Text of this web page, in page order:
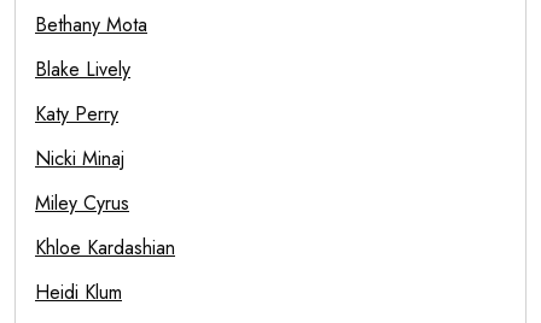
Bethany Mota
Blake Lively
Katy Perry
Nicki Minaj
Miley Cyrus
Khloe Kardashian
Heidi Klum